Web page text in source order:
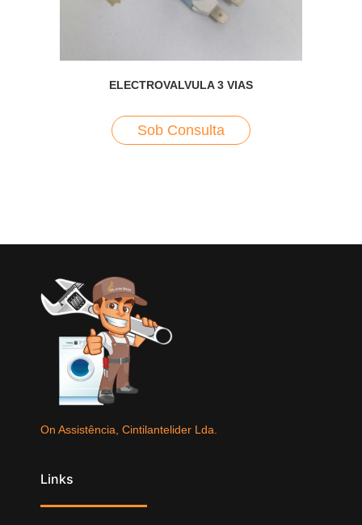
ELECTROVALVULA 3 VIAS
Sob Consulta
On Assistência, Cintilantelider Lda.
Links